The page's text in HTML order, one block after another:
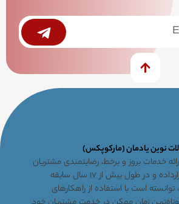
Submit
نوین یادمان (مارکوپکس)
خدمات بروز و برخط، رضایتمندی مشتریان
خود را اولویت اول قرارداده و در طول بیش از ۱۷ سال سابقه
توانسته است با استفاده از راهکارهای